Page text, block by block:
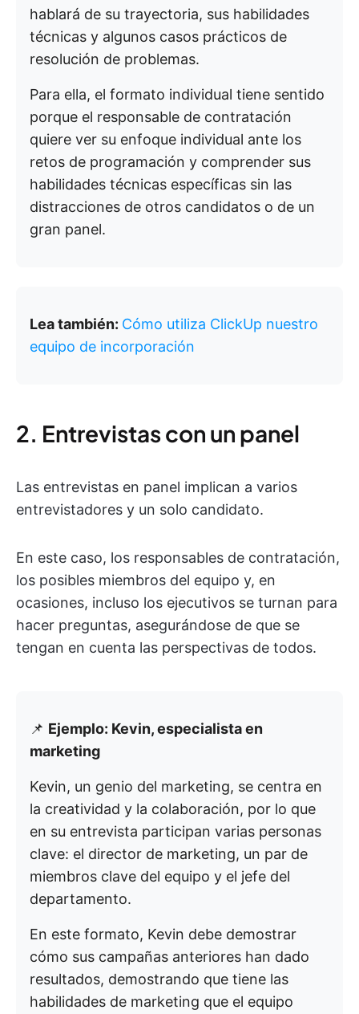
hablará de su trayectoria, sus habilidades
técnicas y algunos casos prácticos de
resolución de problemas.
Para ella, el formato individual tiene sentido
porque el responsable de contratación
quiere ver su enfoque individual ante los
retos de programación y comprender sus
habilidades técnicas específicas sin las
distracciones de otros candidatos o de un
gran panel.
Lea también: Cómo utiliza ClickUp nuestro
equipo de incorporación
2. Entrevistas con un panel
Las entrevistas en panel implican a varios
entrevistadores y un solo candidato.
En este caso, los responsables de contratación,
los posibles miembros del equipo y, en
ocasiones, incluso los ejecutivos se turnan para
hacer preguntas, asegurándose de que se
tengan en cuenta las perspectivas de todos.
📌 Ejemplo: Kevin, especialista en
marketing
Kevin, un genio del marketing, se centra en
la creatividad y la colaboración, por lo que
en su entrevista participan varias personas
clave: el director de marketing, un par de
miembros clave del equipo y el jefe del
departamento.
En este formato, Kevin debe demostrar
cómo sus campañas anteriores han dado
resultados, demostrando que tiene las
habilidades de marketing que el equipo